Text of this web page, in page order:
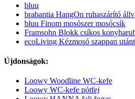
bluu
brabantia HangOn ruhaszárító
bluu Finom mosószer mosócsík
Framsohn Blokk csíkos
ecoLiving Kézmosó szappan
Újdonságok:
Loowy Woodline WC-kefe
Loowy WC-kefe pótfej